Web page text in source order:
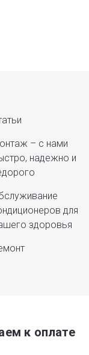
– с нами
надежно и
для
здоровья
к оплате